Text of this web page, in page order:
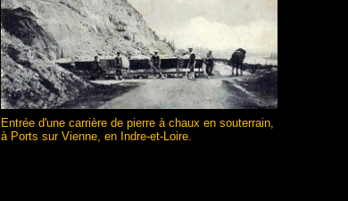
Entrée d'une carrière de pierre à chaux en souterrain,
à Ports sur Vienne, en Indre-et-Loire.